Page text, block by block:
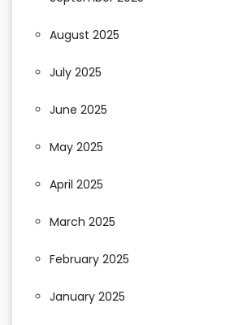
August 2025
July 2025
June 2025
May 2025
April 2025
March 2025
February 2025
January 2025